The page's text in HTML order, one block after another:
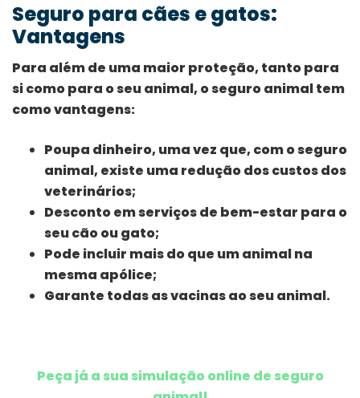
Seguro para cães e gatos:
Vantagens
Para além de uma maior proteção, tanto para
si como para o seu animal, o seguro animal tem
como vantagens:
Poupa dinheiro, uma vez que, com o seguro
animal, existe uma redução dos custos dos
veterinários;
Desconto em serviços de bem-estar para o
seu cão ou gato;
Pode incluir mais do que um animal na
mesma apólice;
Garante todas as vacinas ao seu animal.
Peça já a sua simulação online de seguro